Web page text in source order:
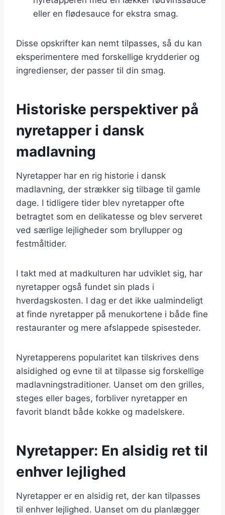
eller en flødesauce for ekstra smag.
Disse opskrifter kan nemt tilpasses, så du kan
eksperimentere med forskellige krydderier og
ingredienser, der passer til din smag.
Historiske perspektiver på
nyretapper i dansk
madlavning
Nyretapper har en rig historie i dansk
madlavning, der strækker sig tilbage til gamle
dage. I tidligere tider blev nyretapper ofte
betragtet som en delikatesse og blev serveret
ved særlige lejligheder som bryllupper og
festmåltider.
I takt med at madkulturen har udviklet sig, har
nyretapper også fundet sin plads i
hverdagskosten. I dag er det ikke ualmindeligt
at finde nyretapper på menukortene i både fine
restauranter og mere afslappede spisesteder.
Nyretapperens popularitet kan tilskrives dens
alsidighed og evne til at tilpasse sig forskellige
madlavningstraditioner. Uanset om den grilles,
steges eller bages, forbliver nyretapper en
favorit blandt både kokke og madelskere.
Nyretapper: En alsidig ret til
enhver lejlighed
Nyretapper er en alsidig ret, der kan tilpasses
til enhver lejlighed. Uanset om du planlægger